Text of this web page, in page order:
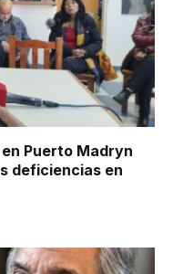
Puerto Madryn
deficiencias en